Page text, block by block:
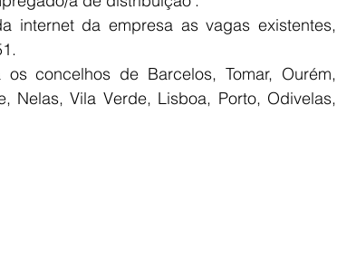
internet da empresa as vagas existentes,
concelhos de Barcelos, Tomar, Ourém,
Nelas, Vila Verde, Lisboa, Porto, Odivelas,